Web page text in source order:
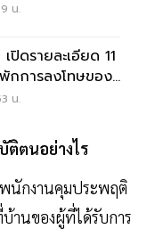
น.
กการลงโทษของ
“ทักษิณ ชินวัตร” อดีตนายกฯ
น.
ติตนอย่างไร
พนักงานคุมประพฤติ
านของผู้ที่ได้รับการ